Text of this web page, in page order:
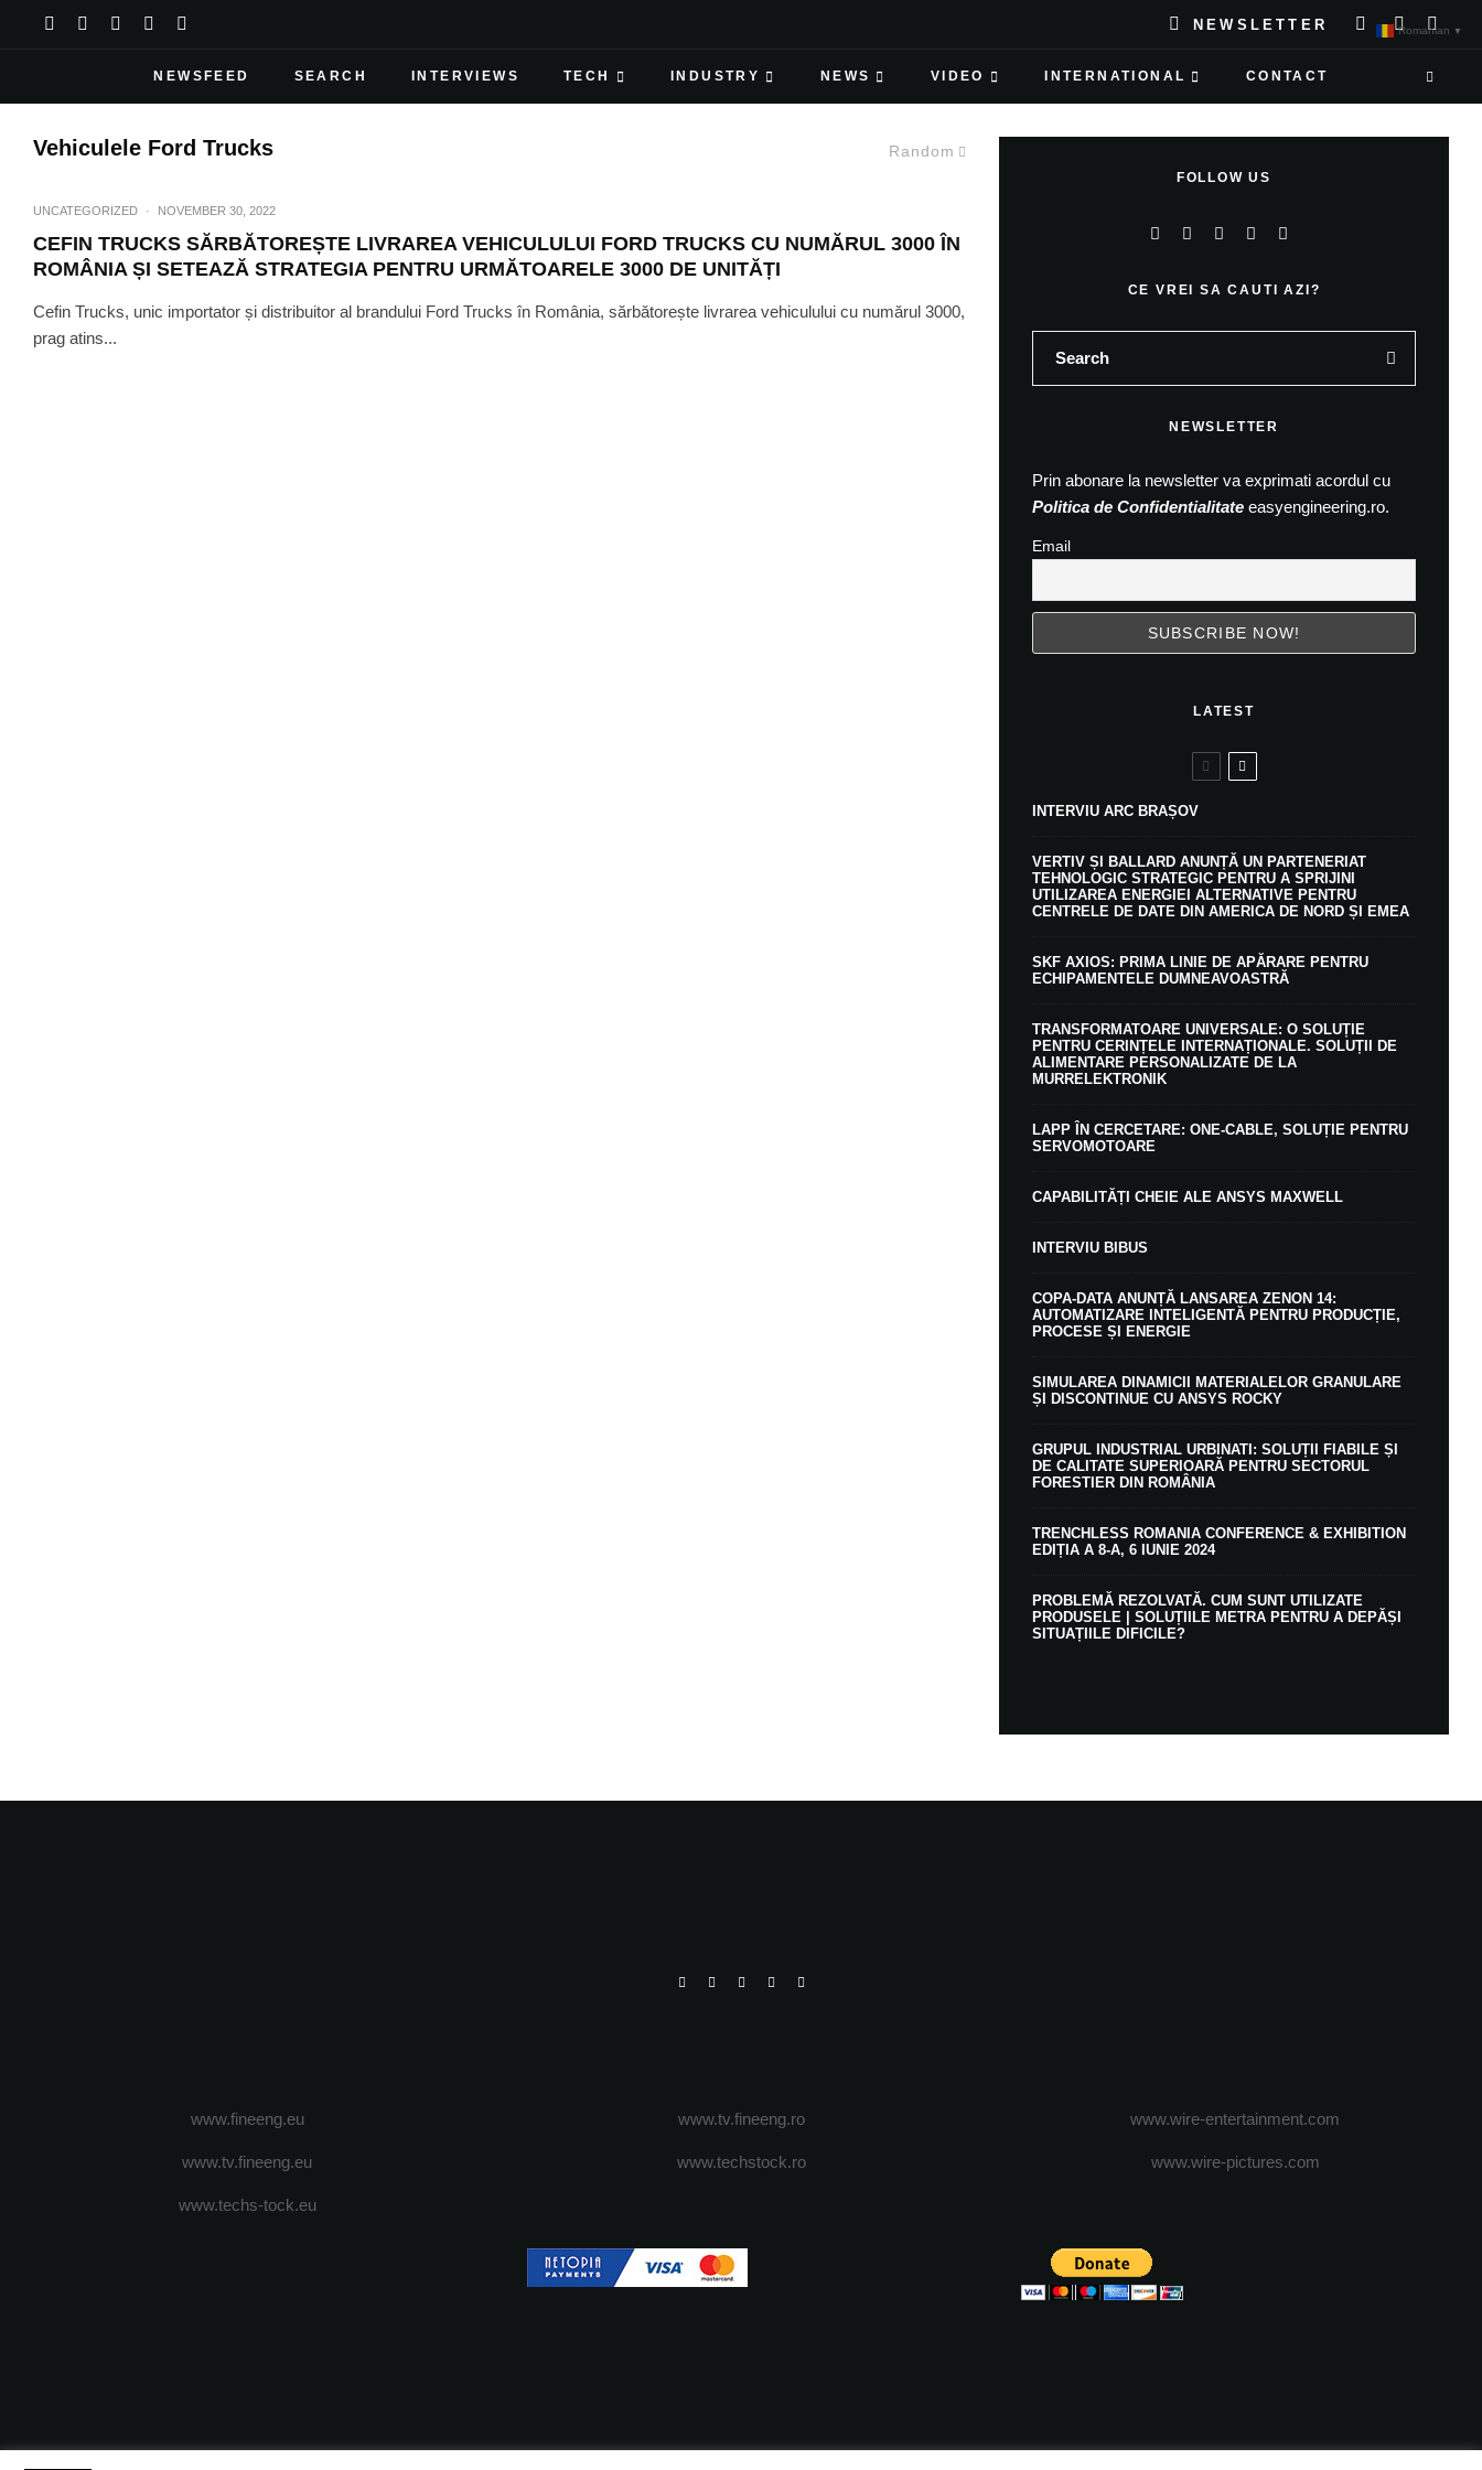
NEWSLETTER
NEWSFEED SEARCH INTERVIEWS TECH INDUSTRY NEWS VIDEO INTERNATIONAL CONTACT
Random
Vehiculele Ford Trucks
UNCATEGORIZED · NOVEMBER 30, 2022
CEFIN TRUCKS SĂRBĂTOREȘTE LIVRAREA VEHICULULUI FORD TRUCKS CU NUMĂRUL 3000 ÎN
ROMÂNIA ȘI SETEAZĂ STRATEGIA PENTRU URMĂTOARELE 3000 DE UNITĂȚI
Cefin Trucks, unic importator și distribuitor al brandului Ford Trucks în România, sărbătorește livrarea vehiculului cu numărul 3000,
prag atins...
FOLLOW US
CE VREI SA CAUTI AZI?
NEWSLETTER
Prin abonare la newsletter va exprimati acordul cu
Politica de Confidentialitate easyengineering.ro.
Email
LATEST
INTERVIU ARC BRAȘOV
VERTIV ȘI BALLARD ANUNȚĂ UN PARTENERIAT
TEHNOLOGIC STRATEGIC PENTRU A SPRIJINI
UTILIZAREA ENERGIEI ALTERNATIVE PENTRU
CENTRELE DE DATE DIN AMERICA DE NORD ȘI EMEA
SKF AXIOS: PRIMA LINIE DE APĂRARE PENTRU
ECHIPAMENTELE DUMNEAVOASTRĂ
TRANSFORMATOARE UNIVERSALE: O SOLUȚIE
PENTRU CERINȚELE INTERNAȚIONALE. SOLUȚII DE
ALIMENTARE PERSONALIZATE DE LA
MURRELEKTRONIK
LAPP ÎN CERCETARE: ONE-CABLE, SOLUȚIE PENTRU
SERVOMOTOARE
CAPABILITĂȚI CHEIE ALE ANSYS MAXWELL
INTERVIU BIBUS
COPA-DATA ANUNȚĂ LANSAREA ZENON 14:
AUTOMATIZARE INTELIGENTĂ PENTRU PRODUCȚIE,
PROCESE ȘI ENERGIE
SIMULAREA DINAMICII MATERIALELOR GRANULARE
ȘI DISCONTINUE CU ANSYS ROCKY
GRUPUL INDUSTRIAL URBINATI: SOLUȚII FIABILE ȘI
DE CALITATE SUPERIOARĂ PENTRU SECTORUL
FORESTIER DIN ROMÂNIA
TRENCHLESS ROMANIA CONFERENCE & EXHIBITION
EDIȚIA A 8-A, 6 IUNIE 2024
PROBLEMĂ REZOLVATĂ. CUM SUNT UTILIZATE
PRODUSELE | SOLUȚIILE METRA PENTRU A DEPĂȘI
SITUAȚIILE DIFICILE?
www.fineeng.eu
www.tv.fineeng.eu
www.techs-tock.eu
www.tv.fineeng.ro
www.techstock.ro
www.wire-entertainment.com
www.wire-pictures.com
Romanian ▼